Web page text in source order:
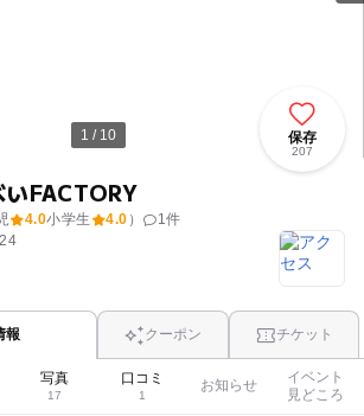
1 / 10
いFACTORY
4.0小学生 4.0 ） 1件
保存
207
報 クーポン チケット
写真
17
口コミ
1
お知らせ
イベント
見どころ